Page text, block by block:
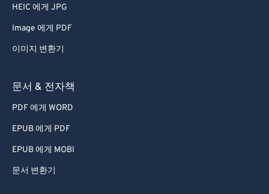
HEIC 에게 JPG
Image 에게 PDF
이미지 변환기
문서 & 전자책
PDF 에게 WORD
EPUB 에게 PDF
EPUB 에게 MOBI
문서 변환기